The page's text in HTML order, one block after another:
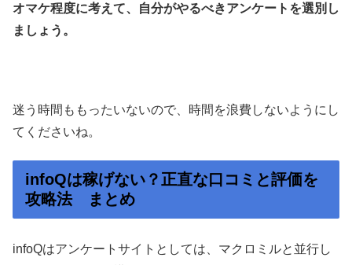
オマケ程度に考えて、自分がやるべきアンケートを選別し
ましょう。
迷う時間ももったいないので、時間を浪費しないようにし
てくださいね。
infoQは稼げない？正直な口コミと評価を
攻略法 まとめ
infoQはアンケートサイトとしては、マクロミルと並行し